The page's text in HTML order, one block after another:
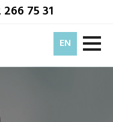
266 75 31
EN